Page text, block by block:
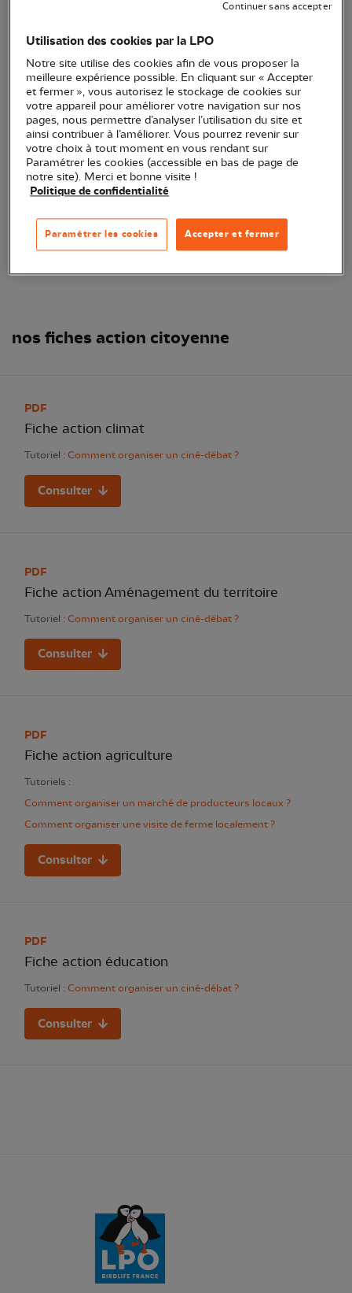
impliqués dans des réseaux (de parents, de
voisinages, d'associations…) et surtout désireux
d'agir concrètement, ils sont des acteurs clés. C'est
pourquoi la LPO propose ce kit de fiches "Actions
citoyennes - Spécial Municipales" accessibles,
concrètes, positives. Agriculture durable,
aménagement du territoire, éducation à la
citoyenneté et à l’environnement, mais aussi
thèmes développés, sur lequel chaque citoyen peut
aider !
nos fiches action citoyenne
PDF
Fiche action climat
Tutoriel : Comment organiser un ciné-débat ?
Consulter
PDF
Fiche action Aménagement du territoire
Tutoriel : Comment organiser un ciné-débat ?
Consulter
PDF
Fiche action agriculture
Tutoriels :
Comment organiser un marché de producteurs locaux ?
Comment organiser une visite de ferme localement ?
Consulter
PDF
Fiche action éducation
Tutoriel : Comment organiser un ciné-débat ?
Consulter
Utilisation des cookies par la LPO
Notre site utilise des cookies afin de vous proposer la
meilleure expérience possible. En cliquant sur « Accepter
et fermer », vous autorisez le stockage de cookies sur
votre appareil pour améliorer votre navigation sur nos
pages, nous permettre d’analyser l’utilisation du site et
ainsi contribuer à l’améliorer. Vous pourrez revenir sur
votre choix à tout moment en vous rendant sur
Paramétrer les cookies (accessible en bas de page de
notre site). Merci et bonne visite !
Politique de confidentialité
Accepter et fermer
Paramétrer les cookies
Continuer sans accepter